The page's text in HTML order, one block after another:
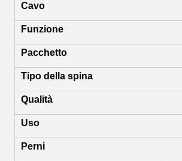
Cavo
Funzione
Pacchetto
Tipo della spina
Qualità
Uso
Perni